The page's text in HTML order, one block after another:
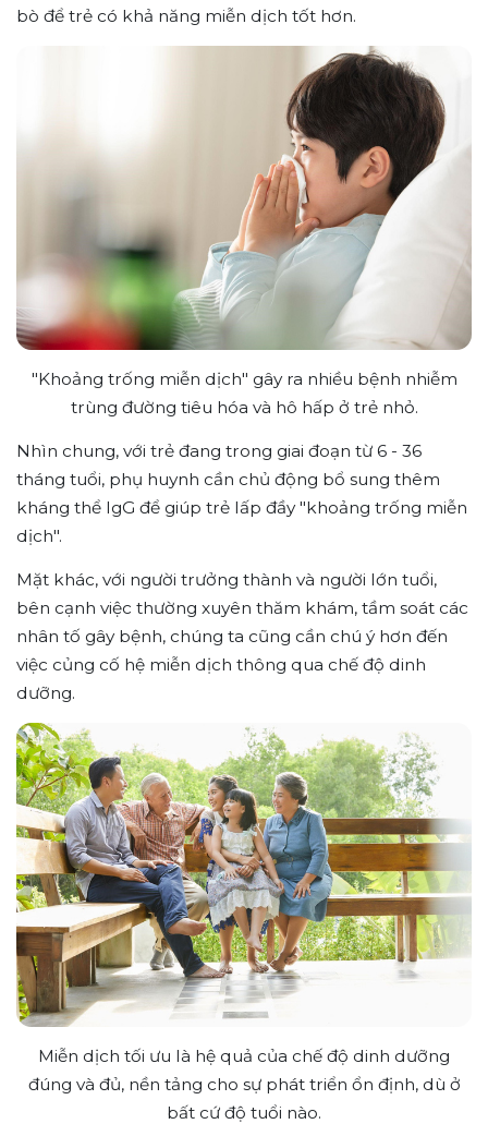
bò để trẻ có khả năng miễn dịch tốt hơn.
"Khoảng trống miễn dịch" gây ra nhiều bệnh nhiễm
trùng đường tiêu hóa và hô hấp ở trẻ nhỏ.
Nhìn chung, với trẻ đang trong giai đoạn từ 6 - 36
tháng tuổi, phụ huynh cần chủ động bổ sung thêm
kháng thể IgG để giúp trẻ lấp đầy "khoảng trống miễn
dịch".
Mặt khác, với người trưởng thành và người lớn tuổi,
bên cạnh việc thường xuyên thăm khám, tầm soát các
nhân tố gây bệnh, chúng ta cũng cần chú ý hơn đến
việc củng cố hệ miễn dịch thông qua chế độ dinh
dưỡng.
Miễn dịch tối ưu là hệ quả của chế độ dinh dưỡng
đúng và đủ, nền tảng cho sự phát triển ổn định, dù ở
bất cứ độ tuổi nào.